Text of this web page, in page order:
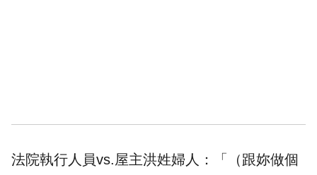
法院執行人員vs.屋主洪姓婦人：「（跟妳做個